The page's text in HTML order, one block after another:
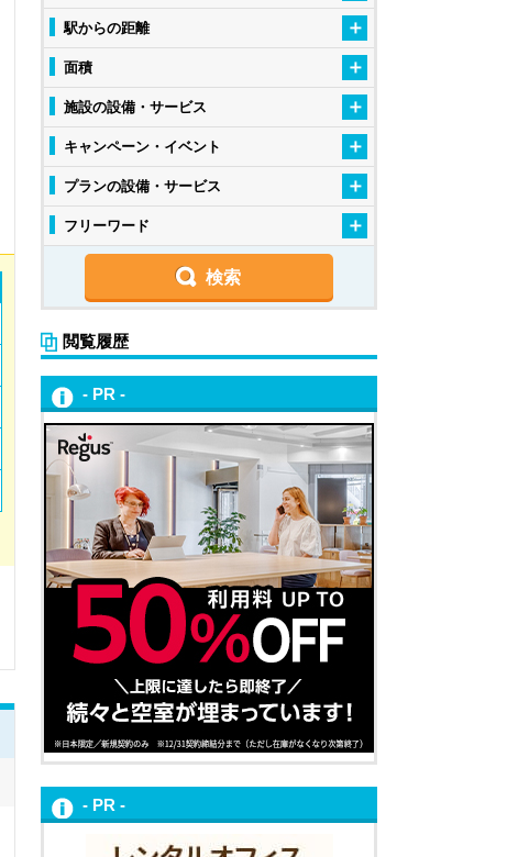
駅からの距離
面積
施設の設備・サービス
キャンペーン・イベント
プランの設備・サービス
フリーワード
閲覧履歴
- PR -
- PR -